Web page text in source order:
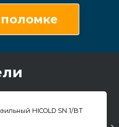
HICOLD SN 1/BT